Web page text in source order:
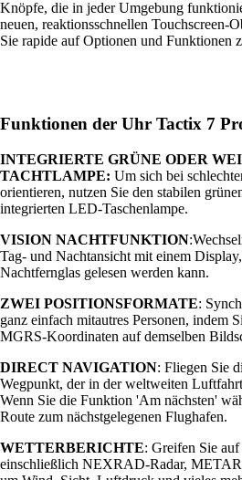
Knöpfe, die in jeder Umgebung
neuen, reaktionsschnellen Touchscreen-
Sie rapide auf Optionen und Funktionen
Funktionen der Uhr Tactix 7
INTEGRIERTE GRÜNE ODER
TACHTLAMPE: Um sich bei
orientieren, nutzen Sie den stabilen
integrierten LED-Taschenlampe.
VISION NACHTFUNKTION
Tag- und Nachtansicht mit einem
Nachtfernglas gelesen werden kann.
ZWEI POSITIONSFORMATE:
ganz einfach mitautres Personen, indem
MGRS-Koordinaten auf demselben
DIRECT NAVIGATION: Fliegen Sie
Wegpunkt, der in der weltweiten
Wenn Sie die Funktion 'Am nächsten'
Route zum nächstgelegenen Flughafen.
WETTERBERICHTE: Greifen Sie
einschließlich NEXRAD-Radar,